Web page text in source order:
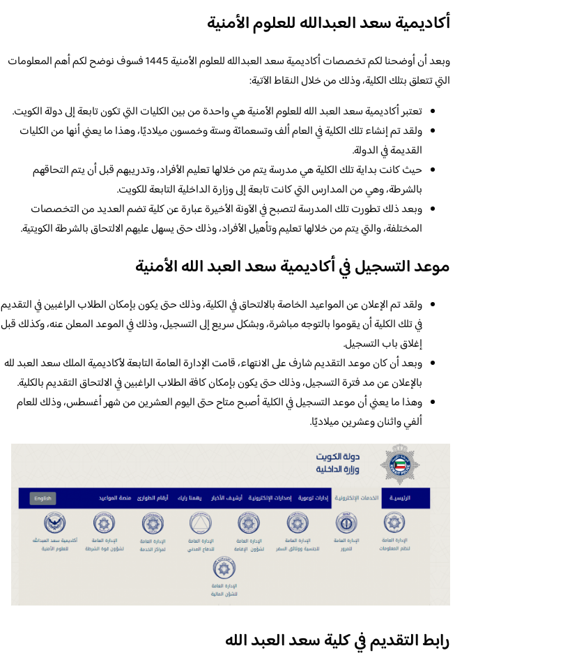
أكاديمية سعد العبدالله للعلوم الأمنية
وبعد أن أوضحنا لكم تخصصات أكاديمية سعد العبدالله للعلوم الأمنية 1445 فسوف نوضح لكم أهم المعلومات
التي تتعلق بتلك الكلية، وذلك من خلال النقاط الآتية:
تعتبر أكاديمية سعد العبد الله للعلوم الأمنية هي واحدة من بين الكليات التي تكون تابعة إلى دولة الكويت.
ولقد تم إنشاء تلك الكلية في العام ألف وتسعمائة وستة وخمسون ميلاديًا، وهذا ما يعني أنها من الكليات
القديمة في الدولة.
حيث كانت بداية تلك الكلية هي مدرسة يتم من خلالها تعليم الأفراد، وتدريبهم قبل أن يتم التحاقهم
بالشرطة، وهي من المدارس التي كانت تابعة إلى وزارة الداخلية التابعة للكويت.
وبعد ذلك تطورت تلك المدرسة لتصبح في الآونة الأخيرة عبارة عن كلية تضم العديد من التخصصات
المختلفة، والتي يتم من خلالها تعليم وتأهيل الأفراد، وذلك حتى يسهل عليهم الالتحاق بالشرطة الكويتية.
موعد التسجيل في أكاديمية سعد العبد الله الأمنية
ولقد تم الإعلان عن المواعيد الخاصة بالالتحاق في الكلية، وذلك حتى يكون بإمكان الطلاب الراغبين في التقديم
في تلك الكلية أن يقوموا بالتوجه مباشرة، وبشكل سريع إلى التسجيل، وذلك في الموعد المعلن عنه، وكذلك قبل
إغلاق باب التسجيل.
وبعد أن كان موعد التقديم شارف على الانتهاء، قامت الإدارة العامة التابعة لأكاديمية الملك سعد العبد لله
بالإعلان عن مد فترة التسجيل، وذلك حتى يكون بإمكان كافة الطلاب الراغبين في الالتحاق التقديم بالكلية.
وهذا ما يعني أن موعد التسجيل في الكلية أصبح متاح حتى اليوم العشرين من شهر أغسطس، وذلك للعام
ألفي واثنان وعشرين ميلاديًا.
رابط التقديم في كلية سعد العبد الله